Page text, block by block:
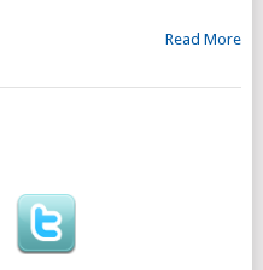
Read More